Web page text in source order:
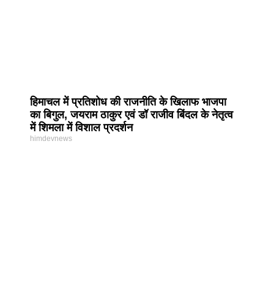
हिमाचल में प्रतिशोध की राजनीति के खिलाफ भाजपा
का बिगुल, जयराम ठाकुर एवं डॉ राजीव बिंदल के नेतृत्व
में शिमला में विशाल प्रदर्शन
himdevnews